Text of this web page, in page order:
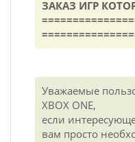
ЗАКАЗ ИГР
Уважаемые
XBOX ONE,
если
вам просто